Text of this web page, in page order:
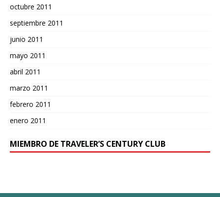
octubre 2011
septiembre 2011
junio 2011
mayo 2011
abril 2011
marzo 2011
febrero 2011
enero 2011
MIEMBRO DE TRAVELER’S CENTURY CLUB